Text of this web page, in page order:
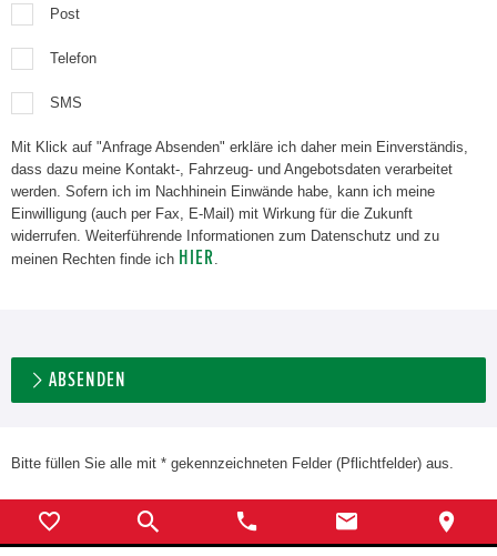
Post
Telefon
SMS
Mit Klick auf "Anfrage Absenden" erkläre ich daher mein Einverständis,
dass dazu meine Kontakt-, Fahrzeug- und Angebotsdaten verarbeitet
werden. Sofern ich im Nachhinein Einwände habe, kann ich meine
Einwilligung (auch per Fax, E-Mail) mit Wirkung für die Zukunft
widerrufen. Weiterführende Informationen zum Datenschutz und zu
meinen Rechten finde ich HIER
ABSENDEN
Bitte füllen Sie alle mit * gekennzeichneten Felder (Pflichtfelder) aus.